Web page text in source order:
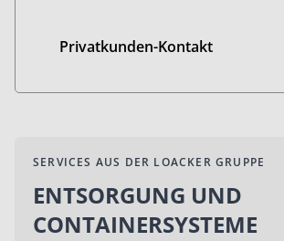
Privatkunden-Kontakt
SERVICES AUS DER LOACKER GRUPPE
ENTSORGUNG UND
CONTAINERSYSTEME